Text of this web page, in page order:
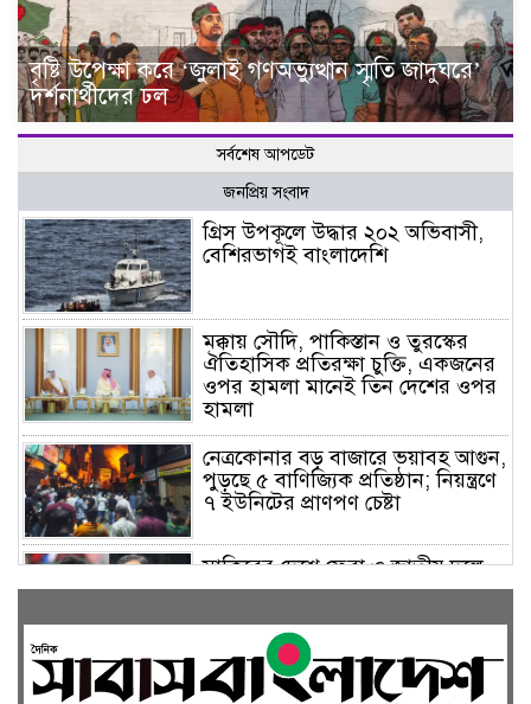
বৃষ্টি উপেক্ষা করে ‘জুলাই গণঅভ্যুত্থান স্মৃতি জাদুঘরে’
দর্শনার্থীদের ঢল
সর্বশেষ আপডেট
জনপ্রিয় সংবাদ
গ্রিস উপকূলে উদ্ধার ২০২ অভিবাসী,
বেশিরভাগই বাংলাদেশি
মক্কায় সৌদি, পাকিস্তান ও তুরস্কের
ঐতিহাসিক প্রতিরক্ষা চুক্তি, একজনের
ওপর হামলা মানেই তিন দেশের ওপর
হামলা
নেত্রকোনার বড় বাজারে ভয়াবহ আগুন,
পুড়ছে ৫ বাণিজ্যিক প্রতিষ্ঠান; নিয়ন্ত্রণে
৭ ইউনিটের প্রাণপণ চেষ্টা
সাকিবের দেশে ফেরা ও জাতীয় দলে
ফেরার সম্ভাবনা নেই, ইঙ্গিত ক্রীড়া
ফেসবুকে যুক্ত হলো বিকাশ, সহজ